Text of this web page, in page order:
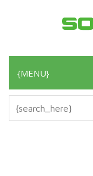
{MENU}